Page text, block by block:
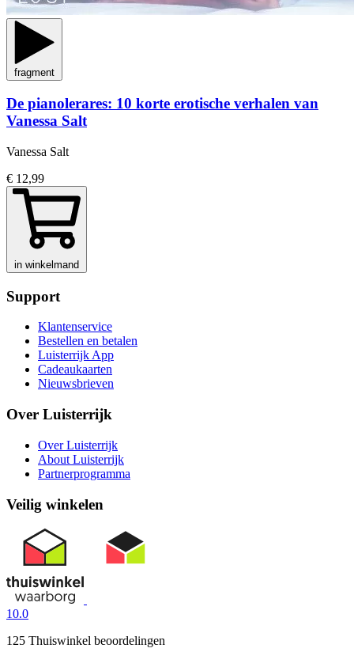
fragment
De pianolerares: 10 korte erotische verhalen van
Vanessa Salt
Vanessa Salt
€ 12,99
in winkelmand
Support
Klantenservice
Bestellen en betalen
Luisterrijk App
Cadeaukaarten
Nieuwsbrieven
Over Luisterrijk
Over Luisterrijk
About Luisterrijk
Partnerprogramma
Veilig winkelen
10.0
125 Thuiswinkel beoordelingen